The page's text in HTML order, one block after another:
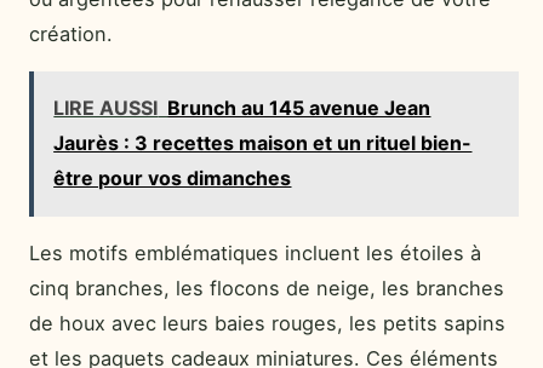
création.
LIRE AUSSI Brunch au 145 avenue Jean
Jaurès : 3 recettes maison et un rituel bien-
être pour vos dimanches
Les motifs emblématiques incluent les étoiles à
cinq branches, les flocons de neige, les branches
de houx avec leurs baies rouges, les petits sapins
et les paquets cadeaux miniatures. Ces éléments